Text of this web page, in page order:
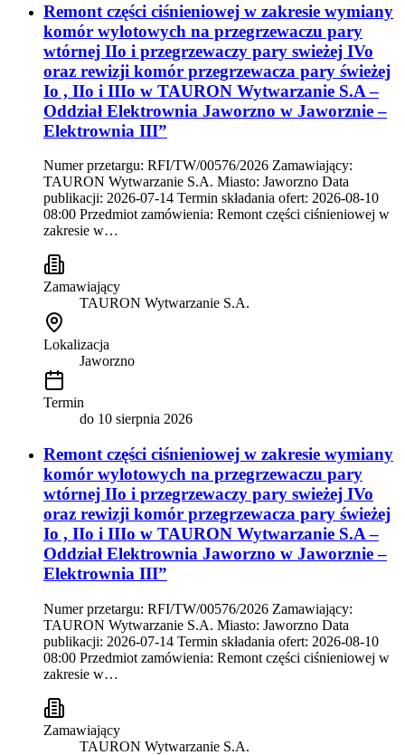
Remont części ciśnieniowej w zakresie wymiany
komór wylotowych na przegrzewaczu pary
wtórnej IIo i przegrzewaczy pary swieżej IVo
oraz rewizji komór przegrzewacza pary świeżej
Io , IIo i IIIo w TAURON Wytwarzanie S.A –
Oddział Elektrownia Jaworzno w Jaworznie –
Elektrownia III”
Numer przetargu: RFI/TW/00576/2026 Zamawiający:
TAURON Wytwarzanie S.A. Miasto: Jaworzno Data
publikacji: 2026-07-14 Termin składania ofert: 2026-08-10
08:00 Przedmiot zamówienia: Remont części ciśnieniowej w
zakresie w…
Zamawiający
TAURON Wytwarzanie S.A.
Lokalizacja
Jaworzno
Termin
do 10 sierpnia 2026
Remont części ciśnieniowej w zakresie wymiany
komór wylotowych na przegrzewaczu pary
wtórnej IIo i przegrzewaczy pary swieżej IVo
oraz rewizji komór przegrzewacza pary świeżej
Io , IIo i IIIo w TAURON Wytwarzanie S.A –
Oddział Elektrownia Jaworzno w Jaworznie –
Elektrownia III”
Numer przetargu: RFI/TW/00576/2026 Zamawiający:
TAURON Wytwarzanie S.A. Miasto: Jaworzno Data
publikacji: 2026-07-14 Termin składania ofert: 2026-08-10
08:00 Przedmiot zamówienia: Remont części ciśnieniowej w
zakresie w…
Zamawiający
TAURON Wytwarzanie S.A.